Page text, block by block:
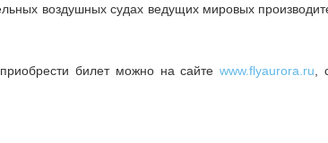
воздушных судах ведущих мировых
билет можно на сайтеwww.flyaurora.ru,